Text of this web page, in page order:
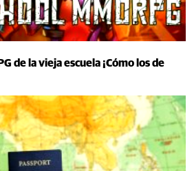
de la vieja escuela ¡Cómo los de